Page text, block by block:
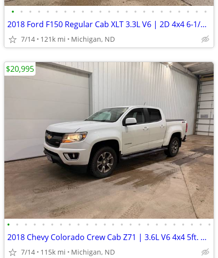
• • • • • • • • • • • • • • • • • • • • • • •
2018 Ford F150 Regular Cab XLT 3.3L V6 | 2D 4x4 6-1/2ft. | 120k Miles
7/14 121k mi Michigan, ND
• • • • • • • • • • • • • • • • • • • • • • • •
2018 Chevy Colorado Crew Cab Z71 | 3.6L V6 4x4 5ft. | 114k Miles
7/14 115k mi Michigan, ND
$20,995